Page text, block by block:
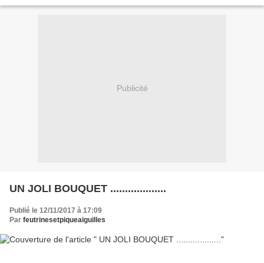
Publicité
UN JOLI BOUQUET ...................
Publié le 12/11/2017 à 17:09
Par feutrinesetpiqueaiguilles